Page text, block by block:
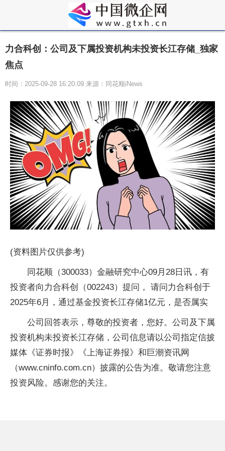
力合科创：公司及下属投资机构未投资长江存储_独家
焦点
时间：2025-09-28 16:20:09 来源：同花顺iNews
(资料图片仅供参考)
同花顺（300033）金融研究中心09月28日讯，有
投资者向力合科创（002243）提问， 请问力合科创于
2025年6月，通过基金投资长江存储1亿元，是否属实
公司回答表示，尊敬的投资者，您好。公司及下属
投资机构未投资长江存储，公司信息请以公司指定信披
媒体《证券时报》《上海证券报》和巨潮资讯网
（www.cninfo.com.cn）披露的公告为准。敬请您注意
投资风险。感谢您的关注。